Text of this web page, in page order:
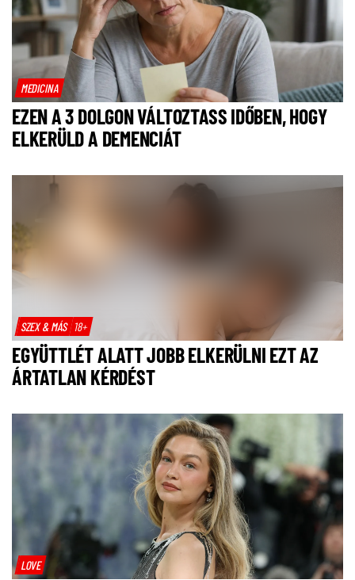
MEDICINA
EZEN A 3 DOLGON VÁLTOZTASS IDŐBEN, HOGY
ELKERÜLD A DEMENCIÁT
SZEX & MÁS 18+
EGYÜTTLÉT ALATT JOBB ELKERÜLNI EZT AZ
ÁRTATLAN KÉRDÉST
LOVE